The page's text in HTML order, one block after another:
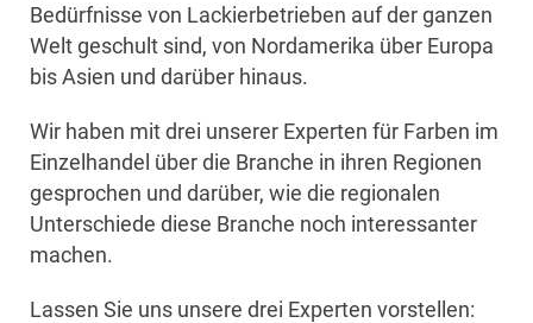
Bedürfnisse von Lackierbetrieben auf der ganzen
Welt geschult sind, von Nordamerika über Europa
bis Asien und darüber hinaus.
Wir haben mit drei unserer Experten für Farben im
Einzelhandel über die Branche in ihren Regionen
gesprochen und darüber, wie die regionalen
Unterschiede diese Branche noch interessanter
machen.
Lassen Sie uns unsere drei Experten vorstellen: